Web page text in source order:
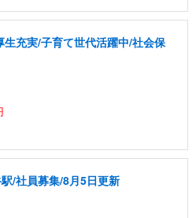
充実/子育て世代活躍中/社会保
/社員募集/8月5日更新